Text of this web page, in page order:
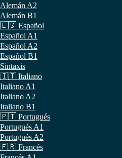
Alemán A2
Alemán B1
🇪🇸 Español
Español A1
Español A2
Español B1
Sintaxis
🇮🇹 Italiano
Italiano A1
Italiano A2
Italiano B1
🇵🇹 Portugués
Portugués A1
Portugués A2
🇫🇷 Francés